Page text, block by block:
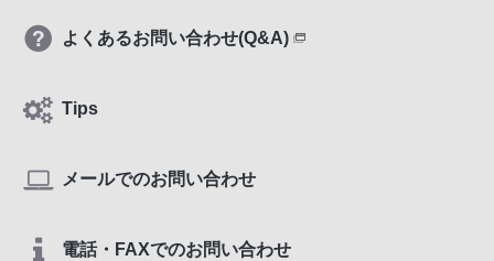
よくあるお問い合わせ(Q&A)
Tips
メールでのお問い合わせ
電話・FAXでのお問い合わせ